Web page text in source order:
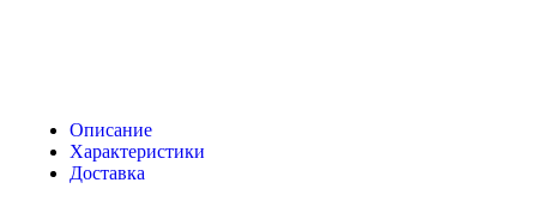
Описание
Характеристики
Доставка